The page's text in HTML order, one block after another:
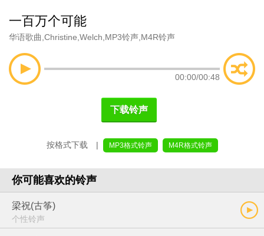
一百万个可能
华语歌曲 Christine Welch MP3铃声 M4R铃声
00:00/00:48
下载铃声
按格式下载 | MP3格式铃声 M4R格式铃声
你可能喜欢的铃声
梁祝(古筝)
个性铃声